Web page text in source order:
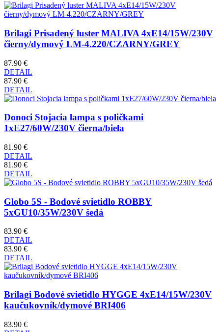
Brilagi Prisadený luster MALIVA 4xE14/15W/230V
čierny/dymový LM-4.220/CZARNY/GREY
87.90 €
DETAIL
87.90 €
DETAIL
Donoci Stojacia lampa s poličkami
1xE27/60W/230V čierna/biela
81.90 €
DETAIL
81.90 €
DETAIL
Globo 5S - Bodové svietidlo ROBBY
5xGU10/35W/230V šedá
83.90 €
DETAIL
83.90 €
DETAIL
Brilagi Bodové svietidlo HYGGE 4xE14/15W/230V
kaučukovník/dymové BRI406
83.90 €